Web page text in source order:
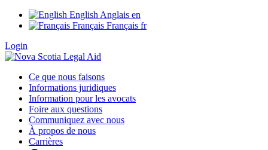
English Anglais en
Français Français fr
Login
Ce que nous faisons
Informations juridiques
Information pour les avocats
Foire aux questions
Communiquez avec nous
À propos de nous
Carrières